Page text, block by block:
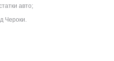
авто;
Чероки.